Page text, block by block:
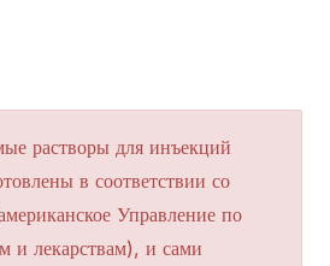
растворы для инъекций
в соответствии со
Управление по
и лекарствам), и сами